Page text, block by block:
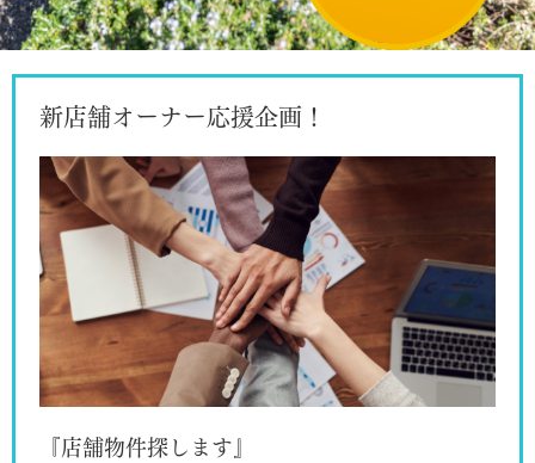
新店舗オーナー応援企画！
『店舗物件探します』